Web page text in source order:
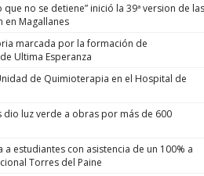
no se detiene” inició la 39ª version de las
en Magallanes
marcada por la formación de
Ultima Esperanza
de Quimioterapia en el Hospital de
dio luz verde a obras por más de 600
a estudiantes con asistencia de un 100% a
Torres del Paine